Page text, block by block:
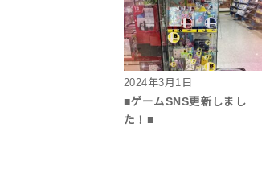
2024年3月1日
■ゲームSNS更新しまし
た！■